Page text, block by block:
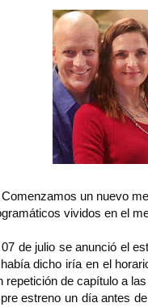
Comenzamos un nuevo
vividos en el
07 de julio se anunció el
dicho iría en el
repetición de capítulo a
estreno un día antes